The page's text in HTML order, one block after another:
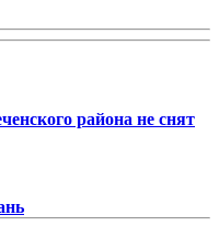
района не снят